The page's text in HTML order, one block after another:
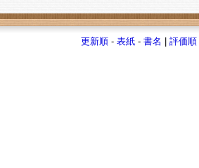
更新順 -表紙 -書名 |評価順